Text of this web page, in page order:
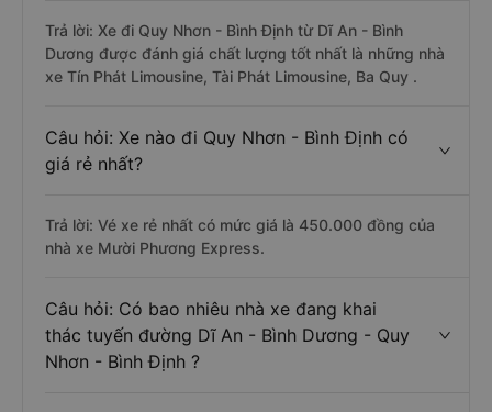
Trả lời: Xe đi Quy Nhơn - Bình Định từ Dĩ An - Bình
Dương được đánh giá chất lượng tốt nhất là những nhà
xe Tín Phát Limousine, Tài Phát Limousine, Ba Quy .
Câu hỏi: Xe nào đi Quy Nhơn - Bình Định có
giá rẻ nhất?
Trả lời: Vé xe rẻ nhất có mức giá là 450.000 đồng của
nhà xe Mười Phương Express.
Câu hỏi: Có bao nhiêu nhà xe đang khai
thác tuyến đường Dĩ An - Bình Dương - Quy
Nhơn - Bình Định ?